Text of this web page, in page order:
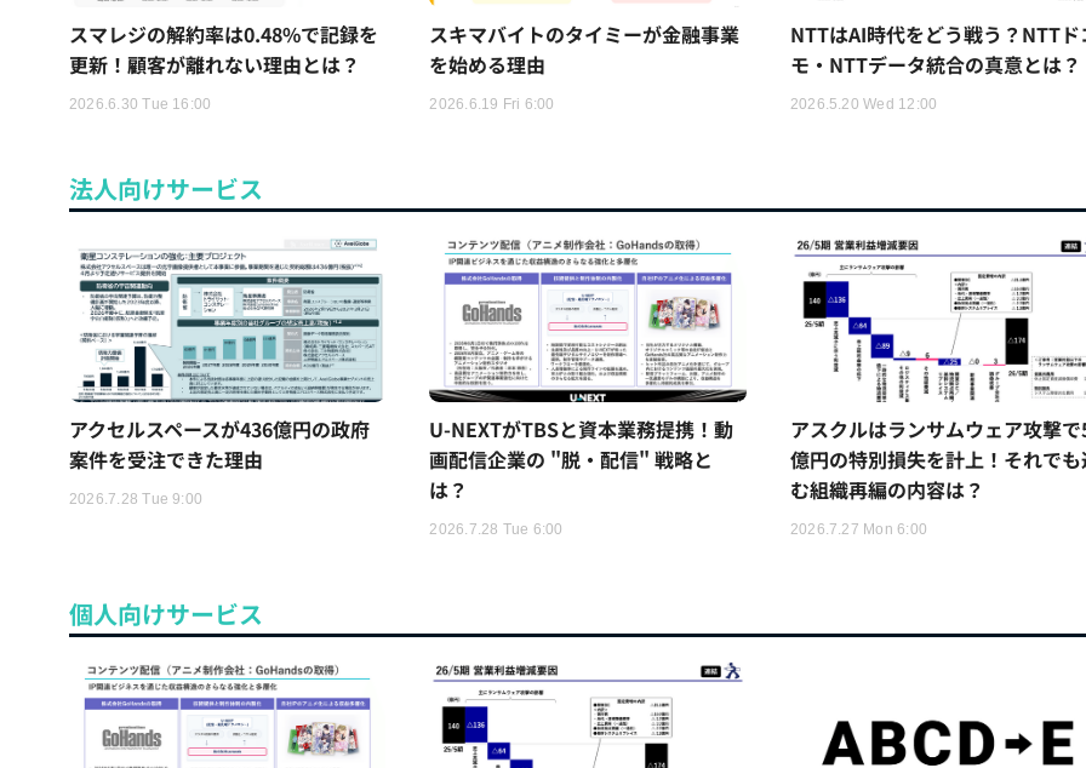
スマレジの解約率は0.48%で記録を
更新！顧客が離れない理由とは？
2026.6.30 Tue 16:00
スキマバイトのタイミーが金融事業
を始める理由
2026.6.19 Fri 6:00
NTTはAI時代をどう戦う？NTTド
モ・NTTデータ統合の真意とは？
2026.5.20 Wed 12:00
法人向けサービス
アクセルスペースが436億円の政府
案件を受注できた理由
2026.7.28 Tue 9:00
U-NEXTがTBSと資本業務提携！動
画配信企業の "脱・配信" 戦略と
は？
2026.7.28 Tue 6:00
アスクルはランサムウェア攻撃
億円の特別損失を計上！それでも
む組織再編の内容は？
2026.7.27 Mon 6:00
個人向けサービス